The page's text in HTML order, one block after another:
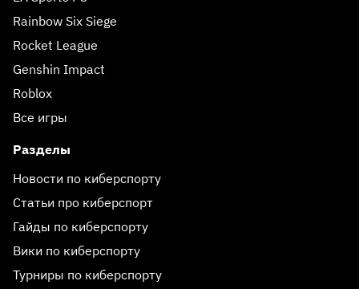
Rainbow Six Siege
Rocket League
Genshin Impact
Roblox
Все игры
Разделы
Новости по киберспорту
Статьи про киберспорт
Гайды по киберспорту
Вики по киберспорту
Турниры по киберспорту